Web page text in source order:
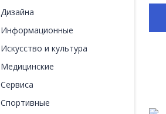
Дизайна
Информационные
Искусство и культура
Медицинские
Сервиса
Спортивные